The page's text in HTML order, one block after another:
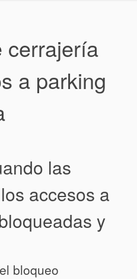
cerrajería
a parking
las
accesos a
y
bloqueo